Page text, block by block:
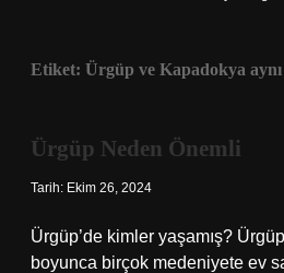
Etiket: Ürgüp ve Kapadokya aynı
Ürgüp Neden Önemli
Tarih: Ekim 26, 2024
Ürgüp’de kimler yaşamış?
boyunca birçok medeniyete ev